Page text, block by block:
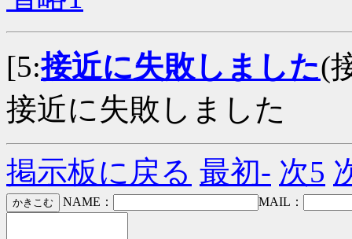
[5:接近に失敗しました(
接近に失敗しました
掲示板に戻る 最初- 次5
NAME： MAIL：